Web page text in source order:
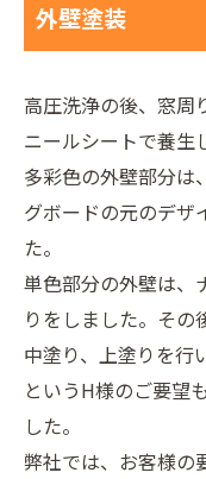
外壁塗装
高圧洗浄の後、窓周
ニールシートで養生
多彩色の外壁部分は
グボードの元のデザ
た。
単色部分の外壁は
りをしました。その
中塗り、上塗りを行
というH様のご要望
した。
弊社では、お客様の